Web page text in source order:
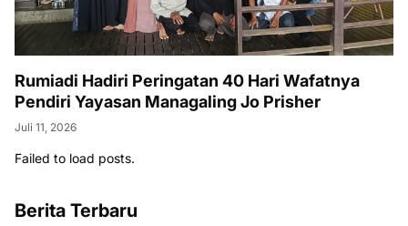
Rumiadi Hadiri Peringatan 40 Hari Wafatnya
Pendiri Yayasan Managaling Jo Prisher
Juli 11, 2026
Failed to load posts.
Berita Terbaru